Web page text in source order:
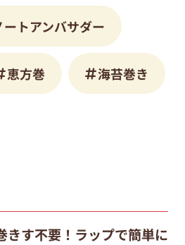
トアンバサダー
恵方巻 海苔巻き
きす不要！ラップで簡単に